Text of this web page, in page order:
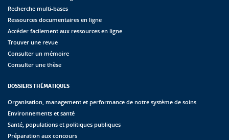
Recherche multi-bases
Ressources documentaires en ligne
Accéder facilement aux ressources en ligne
Trouver une revue
Consulter un mémoire
Consulter une thèse
DOSSIERS THÉMATIQUES
Organisation, management et performance de notre système de soins
Environnements et santé
Santé, populations et politiques publiques
Préparation aux concours